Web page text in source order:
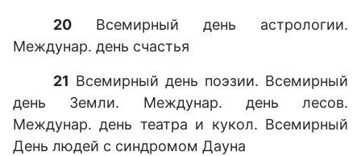
20 Всемирный день астрологии.
Междунар. день счастья
21 Всемирный день поэзии. Всемирный
день Земли. Междунар. день лесов.
Междунар. день театра и кукол. Всемирный
День людей с синдромом Дауна